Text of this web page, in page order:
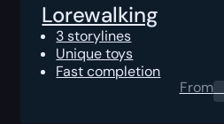
Lorewalking
3 storylines
Unique toys
Fast completion
From